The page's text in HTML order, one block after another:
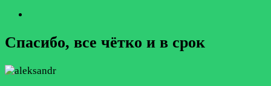
Спасибо, все чётко и в срок